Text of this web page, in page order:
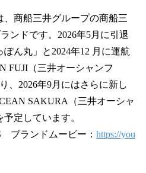
商船三井グループの商船三
ンドです。2026年5月に引退
ん丸」と2024年12 月に運航
FUJI（三井オーシャンフ
、2026年9月にはさらに新し
SAKURA（三井オーシャ
定しています。
ブランドムービー： https://you